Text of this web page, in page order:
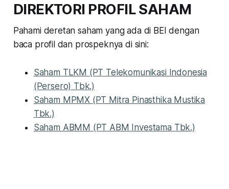
bisa baca di sini
DIREKTORI PROFIL SAHAM
Pahami deretan saham yang ada di BEI dengan
baca profil dan prospeknya di sini:
Saham TLKM (PT Telekomunikasi Indonesia
(Persero) Tbk.)
Saham MPMX (PT Mitra Pinasthika Mustika
Tbk.)
Saham ABMM (PT ABM Investama Tbk.)